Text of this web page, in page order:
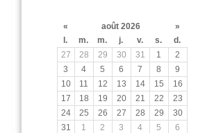
« août 2026
»
l.
m. m. j. v. s.
d.
27
28 29 30 31 1
2
3
4 5 6 7 8
9
10
11 12 13 14 15
16
17
18 19 20 21 22
23
24
25 26 27 28 29
30
31
1 2 3 4 5 6